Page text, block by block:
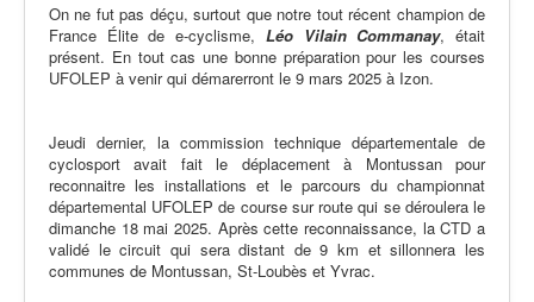
On ne fut pas déçu, surtout que notre tout récent champion de
France Élite de e-cyclisme, Léo Vilain Commanay, était
présent. En tout cas une bonne préparation pour les courses
UFOLEP à venir qui démarerront le 9 mars 2025 à Izon.
Jeudi dernier, la commission technique départementale de
cyclosport avait fait le déplacement à Montussan pour
reconnaitre les installations et le parcours du championnat
départemental UFOLEP de course sur route qui se déroulera le
dimanche 18 mai 2025. Après cette reconnaissance, la CTD a
validé le circuit qui sera distant de 9 km et sillonnera les
communes de Montussan, St-Loubès et Yvrac.